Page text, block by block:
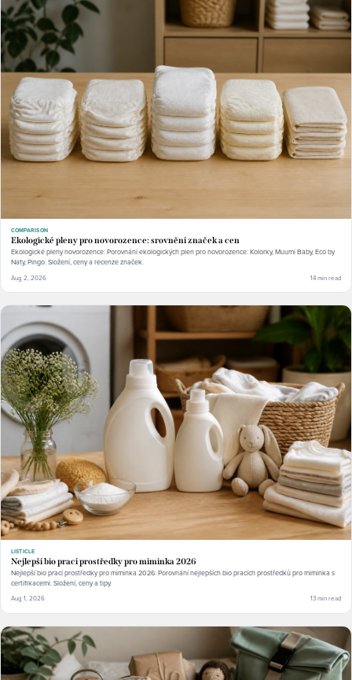
COMPARISON
Ekologické pleny pro novorozence: srovnění značek a cen
Ekologické pleny novorozence: Porovnání ekologických plen pro novorozence: Kolorky, Muumi Baby, Eco by
Naty, Pingo. Složení, ceny a recenze značek.
Aug 2, 2026 14 min read
LISTICLE
Nejlepší bio prací prostředky pro miminka 2026
Nejlepší bio prací prostředky pro miminka 2026: Porovnání nejlepších bio pracích prostředků pro miminka s
certifikacemi. Složení, ceny a tipy.
Aug 1, 2026 13 min read